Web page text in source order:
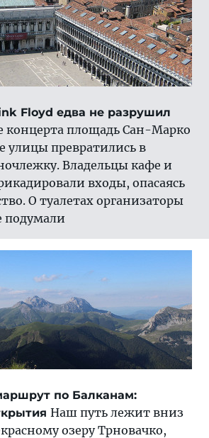
Floyd едва не разрушил
концерта площадь Сан-Марко
улицы превратились в
Владельцы кафе и
входы, опасаясь
О туалетах организаторы
подумали
по Балканам:
Наш путь лежит вниз
озеру Трновачко,